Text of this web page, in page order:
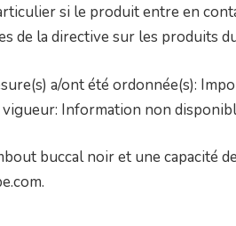
si le produit entre en
de la directive sur les produits
a/ont été ordonnée(s):
vigueur: Information non
buccal noir et une capacité